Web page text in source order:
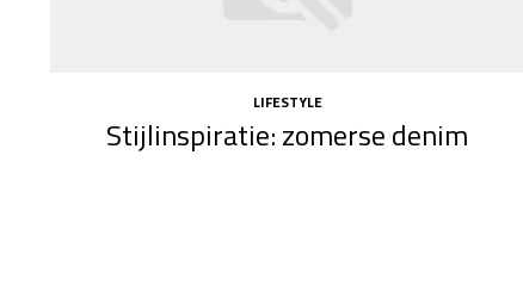
LIFESTYLE
Stijlinspiratie: zomerse denim